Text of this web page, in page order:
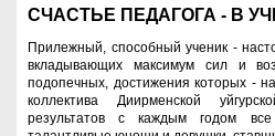
СЧАСТЬЕ ПЕДАГОГА - В
Прилежный, способный ученик -
вкладывающих максимум сил и
подопечных, достижения которых -
коллектива Диирменской
результатов с каждым годом